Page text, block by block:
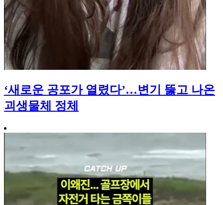
‘새로운 공포가 열렸다’…변기 뚫고 나온
괴생물체 정체